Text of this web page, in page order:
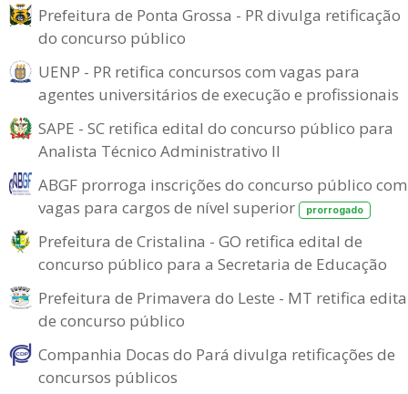
Prefeitura de Ponta Grossa - PR divulga retificação
do concurso público
UENP - PR retifica concursos com vagas para
agentes universitários de execução e profissionais
SAPE - SC retifica edital do concurso público para
Analista Técnico Administrativo II
ABGF prorroga inscrições do concurso público com
vagas para cargos de nível superior
prorrogado
Prefeitura de Cristalina - GO retifica edital de
concurso público para a Secretaria de Educação
Prefeitura de Primavera do Leste - MT retifica
de concurso público
Companhia Docas do Pará divulga retificações de
concursos públicos